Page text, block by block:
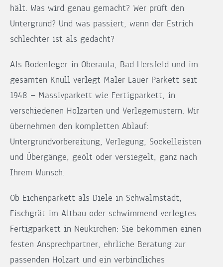
hält. Was wird genau gemacht? Wer prüft den
Untergrund? Und was passiert, wenn der Estrich
schlechter ist als gedacht?
Als Bodenleger in Oberaula, Bad Hersfeld und im
gesamten Knüll verlegt Maler Lauer Parkett seit
1948 — Massivparkett wie Fertigparkett, in
verschiedenen Holzarten und Verlegemustern. Wir
übernehmen den kompletten Ablauf:
Untergrundvorbereitung, Verlegung, Sockelleisten
und Übergänge, geölt oder versiegelt, ganz nach
Ihrem Wunsch.
Ob Eichenparkett als Diele in Schwalmstadt,
Fischgrät im Altbau oder schwimmend verlegtes
Fertigparkett in Neukirchen: Sie bekommen einen
festen Ansprechpartner, ehrliche Beratung zur
passenden Holzart und ein verbindliches